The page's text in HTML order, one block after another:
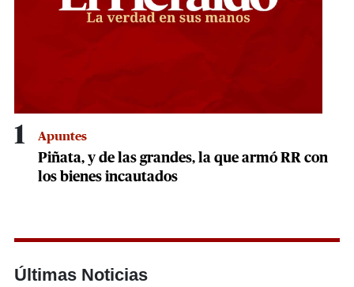
1 Apuntes
Piñata, y de las grandes, la que armó RR con
los bienes incautados
Últimas Noticias